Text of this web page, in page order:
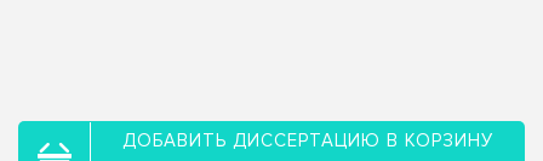
ДОБАВИТЬ ДИССЕРТАЦИЮ В КОРЗИНУ